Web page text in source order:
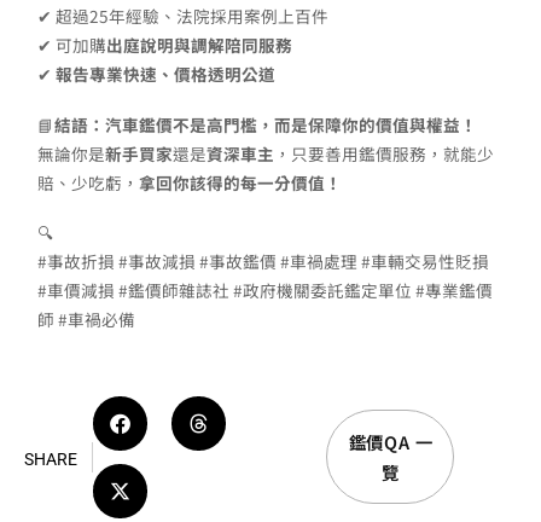
✔ 超過25年經驗、法院採用案例上百件
✔ 可加購出庭說明與調解陪同服務
✔ 報告專業快速、價格透明公道
📘結語：汽車鑑價不是高門檻，而是保障你的價值與權益！
無論你是新手買家還是資深車主 ，只要善用鑑價服務，就能少
賠、少吃虧， 拿回你該得的每一分價值！
🔍
#事故折損 #事故減損 #事故鑑價 #車禍處理 #車輛交易性貶損
#車價減損 #鑑價師雜誌社 #政府機關委託鑑定單位 #專業鑑價
師 #車禍必備
SHARE
鑑價QA 一
覽